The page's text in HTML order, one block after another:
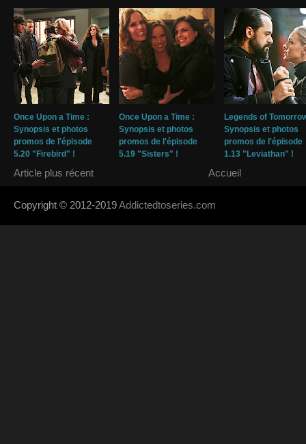
Once Upon a Time :
Synopsis et photos
promos de l'épisode
5.20 "Firebird" !
Once Upon a Time :
Synopsis et photos
promos de l'épisode
5.19 "Sisters" !
Legends of
Synopsis et photos
promos de l'épisode
1.13 "Leviathan" !
Article plus récent Accueil
Copyright © 2012-2019Addictedtoseries.com